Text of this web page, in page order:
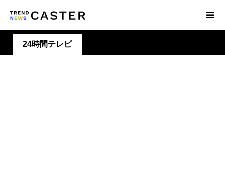
24時間テレビ